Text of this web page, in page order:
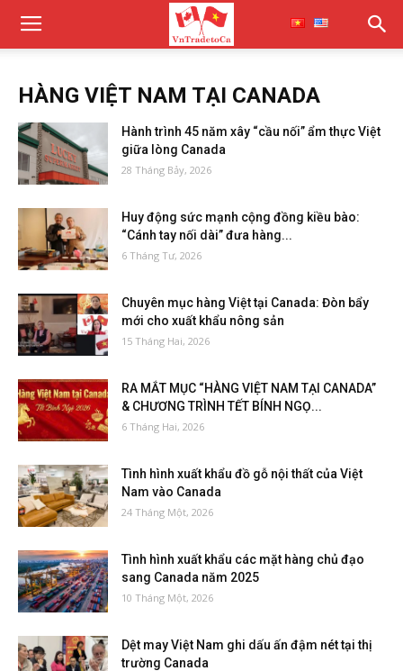
HÀNG VIỆT NAM TẠI CANADA
Hành trình 45 năm xây “cầu nối” ẩm thực Việt
giữa lòng Canada
28 Tháng Bảy, 2026
Huy động sức mạnh cộng đồng kiều bào:
“Cánh tay nối dài” đưa hàng...
6 Tháng Tư, 2026
Chuyên mục hàng Việt tại Canada: Đòn bẩy
mới cho xuất khẩu nông sản
15 Tháng Hai, 2026
RA MẮT MỤC “HÀNG VIỆT NAM TẠI CANADA”
& CHƯƠNG TRÌNH TẾT BÍNH NGỌ...
6 Tháng Hai, 2026
Tình hình xuất khẩu đồ gỗ nội thất của Việt
Nam vào Canada
24 Tháng Một, 2026
Tình hình xuất khẩu các mặt hàng chủ đạo
sang Canada năm 2025
10 Tháng Một, 2026
Dệt may Việt Nam ghi dấu ấn đậm nét tại thị
trường Canada